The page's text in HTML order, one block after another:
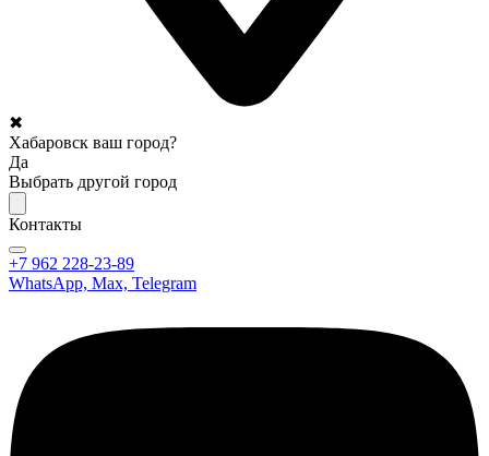
✖
Хабаровск ваш город?
Да
Выбрать другой город
Контакты
+7 962 228-23-89
WhatsApp, Max, Telegram